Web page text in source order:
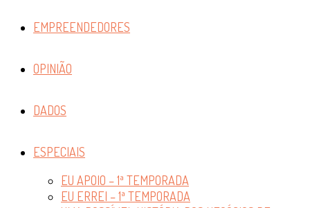
EMPREENDEDORES
OPINIÃO
DADOS
ESPECIAIS
EU APOIO – 1ª TEMPORADA
EU ERREI – 1ª TEMPORADA